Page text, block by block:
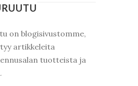
on blogisivustomme,
artikkeleita
tuotteista ja